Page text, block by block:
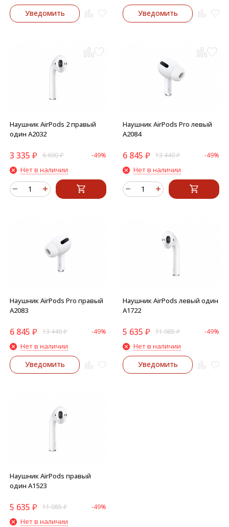
Уведомить Уведомить
Наушник AirPods 2 правый
один A2032
3 335 ₽ 6 600₽ -49%
Нет в наличии
Наушник AirPods Pro левый
A2084
6 845 ₽ 13 440₽ -49%
Нет в наличии
Наушник AirPods Pro правый
A2083
6 845 ₽ 13 440₽ -49%
Нет в наличии
Уведомить
Наушник AirPods левый один
A1722
5 635 ₽ 11 085₽ -49%
Нет в наличии
Уведомить
Наушник AirPods правый
один A1523
5 635 ₽ 11 085₽ -49%
Нет в наличии